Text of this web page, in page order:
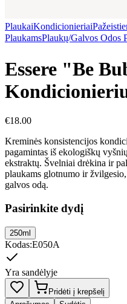
PlaukaiKondicionieriai
PlaukamsPlaukų/Galvos Odos
Essere "Be
€18.00
Kreminės konsistencijos
pagamintas iš ekologiškų
ekstraktų. Švelniai drėkina ir
plaukams glotnumo ir
galvos odą.
Pasirinkite dydį
250ml
Kodas:E050A
Yra sandėlyje
Pridėti į krepšelį